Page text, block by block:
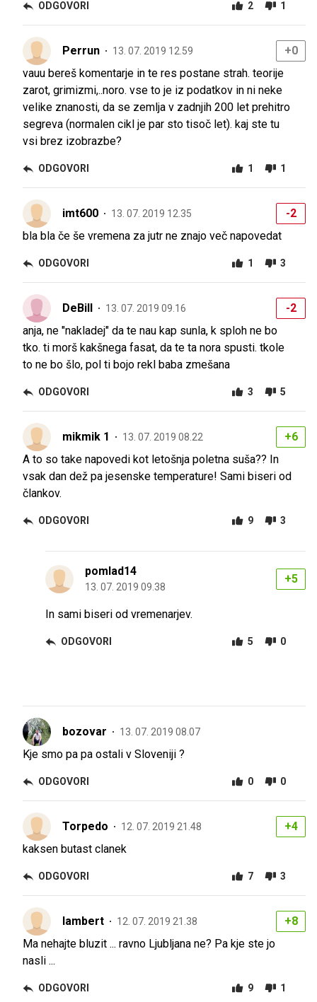
ODGOVORI 2 1
Perrun 13. 07. 2019 12.59
+0
vauu bereš komentarje in te res postane strah. teorije
zarot, grimizmi,..noro. vse to je iz podatkov in ni neke
velike znanosti, da se zemlja v zadnjih 200 let prehitro
segreva (normalen cikl je par sto tisoč let). kaj ste tu
vsi brez izobrazbe?
ODGOVORI 1 1
imt600 13. 07. 2019 12.35
-2
bla bla če še vremena za jutr ne znajo več napovedat
ODGOVORI 1 3
DeBill 13. 07. 2019 09.16
-2
anja, ne "nakladej" da te nau kap sunla, k sploh ne bo
tko. ti morš kakšnega fasat, da te ta nora spusti. tkole
to ne bo šlo, pol ti bojo rekl baba zmešana
ODGOVORI 3 5
mikmik 1 13. 07. 2019 08.22
+6
A to so take napovedi kot letošnja poletna suša?? In
vsak dan dež pa jesenske temperature! Sami biseri od
člankov.
ODGOVORI 9 3
pomlad14
13. 07. 2019 09.38
+5
In sami biseri od vremenarjev.
ODGOVORI 5 0
bozovar 13. 07. 2019 08.07
Kje smo pa pa ostali v Sloveniji ?
ODGOVORI 0 0
Torpedo 12. 07. 2019 21.48
+4
kaksen butast clanek
ODGOVORI 7 3
lambert 12. 07. 2019 21.38
+8
Ma nehajte bluzit ... ravno Ljubljana ne? Pa kje ste jo
nasli ...
ODGOVORI 9 1